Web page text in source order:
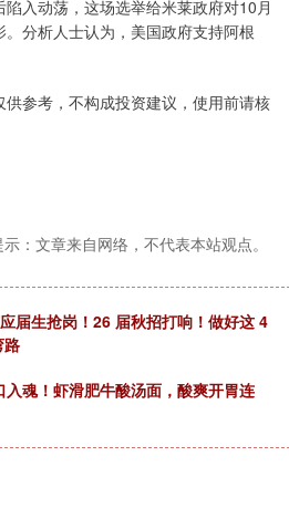
入动荡，这场选举给米莱政府对10月
分析人士认为，美国政府支持阿根
参考，不构成投资建议，使用前请核
：文章来自网络，不代表本站观点。
届生抢岗！26 届秋招打响！做好这 4
路
入魂！虾滑肥牛酸汤面，酸爽开胃连